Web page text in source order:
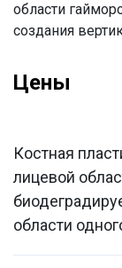
области
создания
Цены
Костная
лицевой
области